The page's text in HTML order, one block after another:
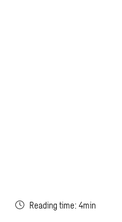
Reading time: 4min